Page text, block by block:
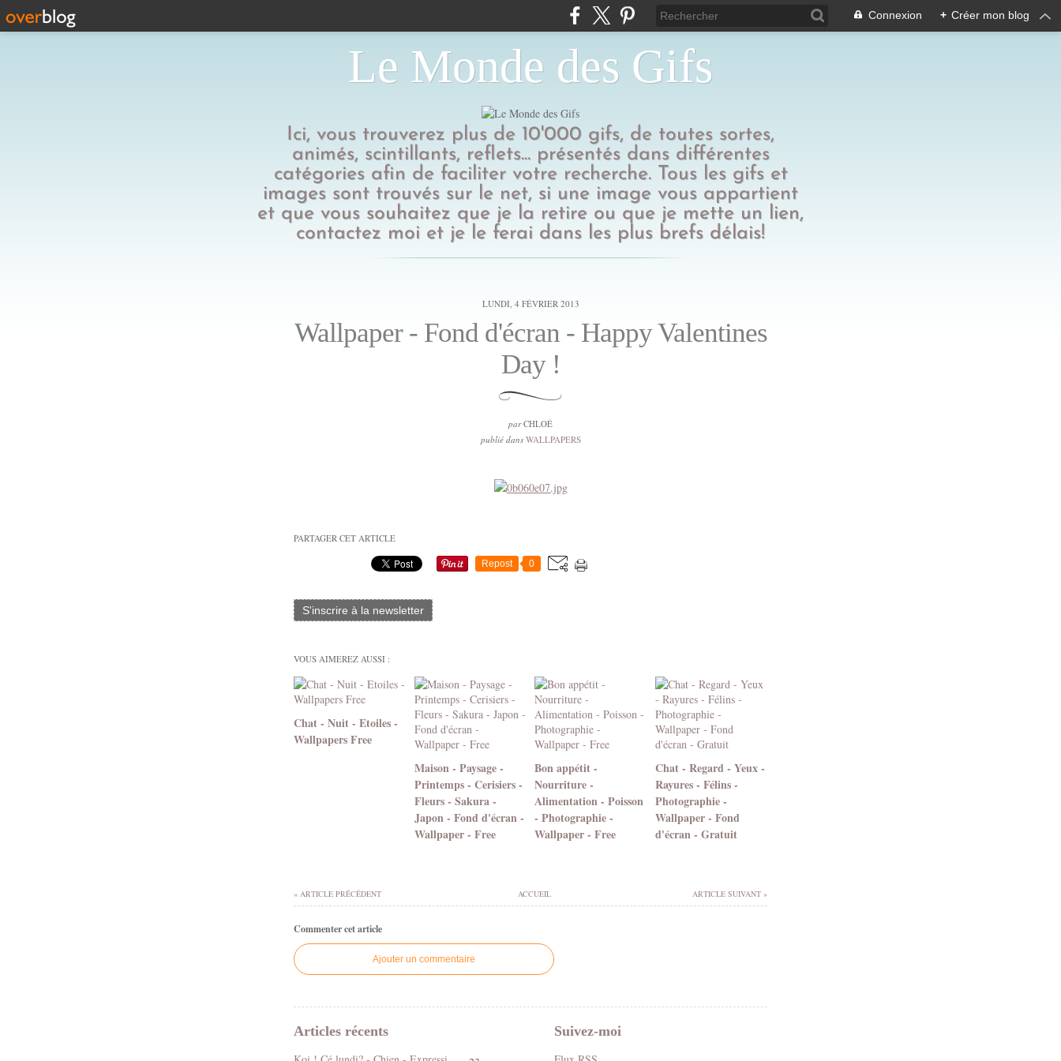
Connexion + Créer mon blog
Le Monde des Gifs
Ici, vous trouverez plus de 10'000 gifs, de toutes sortes,
animés, scintillants, reflets... présentés dans différentes
catégories afin de faciliter votre recherche. Tous les gifs et
images sont trouvés sur le net, si une image vous appartient
et que vous souhaitez que je la retire ou que je mette un lien,
contactez moi et je le ferai dans les plus brefs délais!
LUNDI, 4 FÉVRIER 2013
Wallpaper - Fond d'écran - Happy Valentines
Day !
parCHLOÉ
publié dans WALLPAPERS
PARTAGER CET ARTICLE
Repost 0
S'inscrire à la newsletter
VOUS AIMEREZ AUSSI :
Chat - Nuit - Etoiles -
Wallpapers Free
Maison - Paysage -
Printemps - Cerisiers -
Fleurs - Sakura -
Japon - Fond d'écran -
Wallpaper - Free
Bon appétit -
Nourriture -
Alimentation - Poisson
- Photographie -
Wallpaper - Free
Chat - Regard - Yeux -
Rayures - Félins -
Photographie -
Wallpaper - Fond
d'écran - Gratuit
ACCUEIL
« ARTICLE PRÉCÉDENT ARTICLE SUIVANT »
Commenter cet article
Ajouter un commentaire
Articles récents Suivez-moi